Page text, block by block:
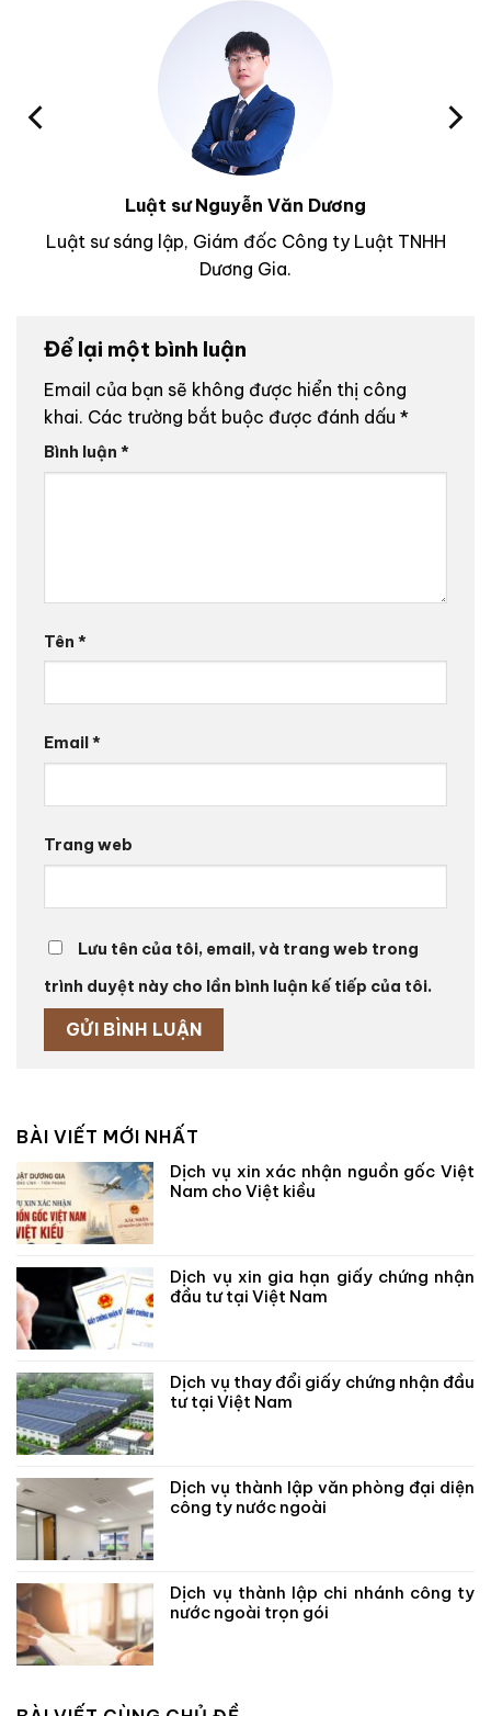
Luật sư Nguyễn Văn Dương
Luật sư sáng lập, Giám đốc Công ty Luật TNHH
Dương Gia.
Để lại một bình luận
Email của bạn sẽ không được hiển thị công
khai. Các trường bắt buộc được đánh dấu *
Bình luận *
Tên *
Email *
Trang web
Lưu tên của tôi, email, và trang web trong
trình duyệt này cho lần bình luận kế tiếp của tôi.
BÀI VIẾT MỚI NHẤT
Dịch vụ xin xác nhận nguồn gốc Việt
Nam cho Việt kiều
Dịch vụ xin gia hạn giấy chứng nhận
đầu tư tại Việt Nam
Dịch vụ thay đổi giấy chứng nhận đầu
tư tại Việt Nam
Dịch vụ thành lập văn phòng đại diện
công ty nước ngoài
Dịch vụ thành lập chi nhánh công ty
nước ngoài trọn gói